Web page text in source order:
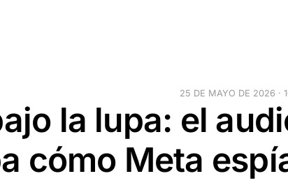
25 DE MAYO DE 2026 ·
la lupa: el
cómo Meta